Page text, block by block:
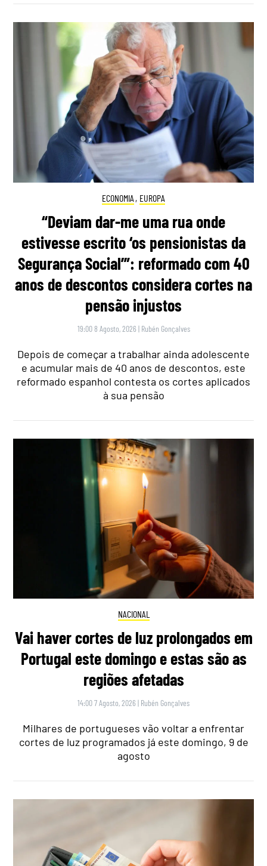
ECONOMIA , EUROPA
“Deviam dar-me uma rua onde
estivesse escrito ‘os pensionistas da
Segurança Social’”: reformado com 40
anos de descontos considera cortes na
pensão injustos
19:00 8 Agosto, 2026 | Rubén Gonçalves
Depois de começar a trabalhar ainda adolescente
e acumular mais de 40 anos de descontos, este
reformado espanhol contesta os cortes aplicados
à sua pensão
NACIONAL
Vai haver cortes de luz prolongados em
Portugal este domingo e estas são as
regiões afetadas
14:00 7 Agosto, 2026 | Rubén Gonçalves
Milhares de portugueses vão voltar a enfrentar
cortes de luz programados já este domingo, 9 de
agosto